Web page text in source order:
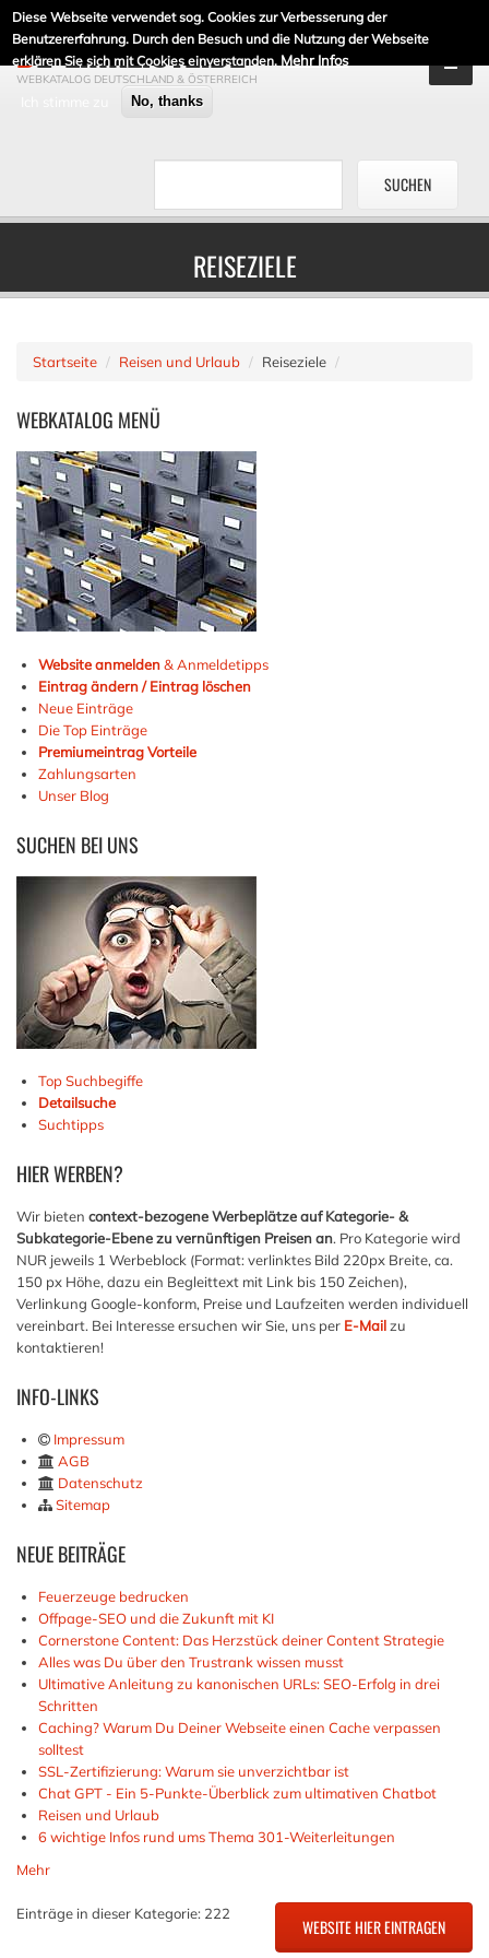
Diese Webseite verwendet sog. Cookies zur Verbesserung der
Benutzererfahrung. Durch den Besuch und die Nutzung der Webseite
erklären Sie sich mit Cookies einverstanden. Mehr Infos
No, thanks
DE-LINKLISTE.DE
WEBKATALOG DEUTSCHLAND & ÖSTERREICH
REISEZIELE
Startseite Reisen und Urlaub Reiseziele
WEBKATALOG MENÜ
Website anmelden& Anmeldetipps
Eintrag ändern / Eintrag löschen
Neue Einträge
Die Top Einträge
Premiumeintrag Vorteile
Zahlungsarten
Unser Blog
SUCHEN BEI UNS
Top Suchbegiffe
Detailsuche
Suchtipps
HIERWERBEN?
Wir bieten context-bezogene Werbeplätze auf Kategorie- &
Subkategorie-Ebene zu vernünftigen Preisen an. Pro Kategorie wird
NUR jeweils 1 Werbeblock (Format: verlinktes Bild 220px Breite, ca.
150 px Höhe, dazu ein Begleittext mit Link bis 150 Zeichen),
Verlinkung Google-konform, Preise und Laufzeiten werden individuell
vereinbart. Bei Interesse ersuchen wir Sie, uns per E-Mailzu
kontaktieren!
INFO-LINKS
Impressum
AGB
Datenschutz
Sitemap
NEUEBEITRÄGE
Feuerzeuge bedrucken
Offpage-SEO und die Zukunft mit KI
Cornerstone Content: Das Herzstück deiner Content Strategie
Alles was Du über den Trustrank wissen musst
Ultimative Anleitung zu kanonischen URLs: SEO-Erfolg in drei
Schritten
Caching? Warum Du Deiner Webseite einen Cache verpassen
solltest
SSL-Zertifizierung: Warum sie unverzichtbar ist
Chat GPT - Ein 5-Punkte-Überblick zum ultimativen Chatbot
Reisen und Urlaub
6 wichtige Infos rund ums Thema 301-Weiterleitungen
Mehr
Einträge in dieser Kategorie: 222